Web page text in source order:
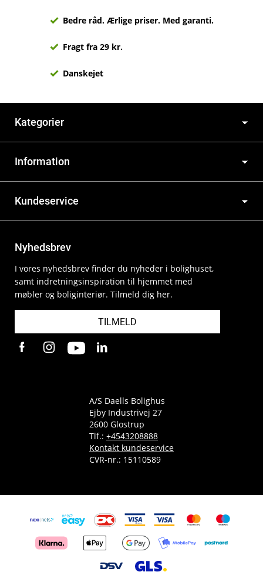
Bedre råd. Ærlige priser. Med garanti.
Fragt fra 29 kr.
Danskejet
Kategorier
Information
Kundeservice
Nyhedsbrev
I vores nyhedsbrev finder du nyheder i bolighuset,
samt indretningsinspiration til hjemmet med
møbler og boliginteriør. Tilmeld dig her.
TILMELD
A/S Daells Bolighus
Ejby Industrivej 27
2600 Glostrup
Tlf.: +4543208888
Kontakt kundeservice
CVR-nr.: 15110589